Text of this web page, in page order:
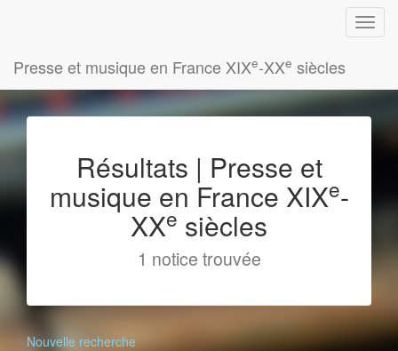
Presse et musique en France XIXe-XXe siècles
Résultats | Presse et
musique en France XIXe-
XXe siècles
1 notice trouvée
Nouvelle recherche